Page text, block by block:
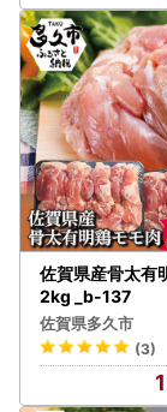
佐賀県産骨太有
2kg _b-137
佐賀県多久市
(3)